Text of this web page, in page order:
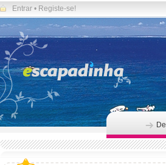
Entrar • Registe-se!